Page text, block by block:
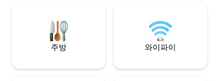
시설이 완비된 주방이 있어 장기 숙박에 더
욱 적합합니다. DSTV, 와이파이, 넷플릭스
주방 와이파이